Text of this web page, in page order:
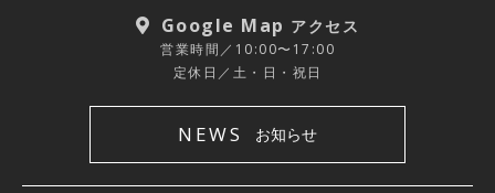
Google Map アクセス
営業時間／10:00〜17:00
定休日／土・日・祝日
NEWS お知らせ